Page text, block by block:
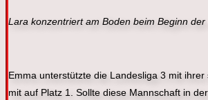
Lara konzentriert am Boden beim Beginn der
Emma unterstützte die Landesliga 3 mit
mit auf Platz 1. Sollte diese Mannschaft in